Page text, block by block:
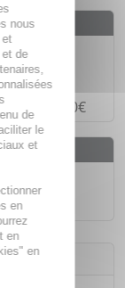
de 30€
24h*
nous
de
de
le
et
en
en
en